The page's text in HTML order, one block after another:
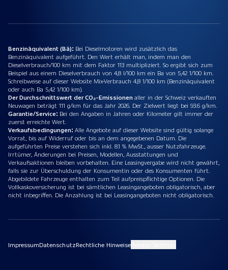
Benzinäquivalent (Bä): Bei Dieselmotoren wird zusätzlich das
Benzinäquivalent aufgeführt. Den Wert erhält man, indem man den
Dieselverbrauch/100 km mit dem Faktor 113 multipliziert. So ergibt sich zum
Beispiel aus einem Dieselverbrauch von 4,8 l/100 km ein Ba von 5,42 1/100 km.
Schreibweise auf dieser Website Mix-Verbrauch 4,8 1/100 km (Benzinäquivalent
oder auch Ba 5,42 1/100 km).
Der Durchschnittswert der CO₂-Emissionenaller in der Schweiz verkauften
Neuwagen beträgt 111 g/km für das Jahr 2026. Der Zielwert liegt bei 93.6 g/km.
Garantie/Service: Bei den Angaben in Jahren oder Kilometer gilt immer der
zuerst erreichte Wert.
Verkaufsbedingungen: Alle Angebote auf dieser Website sind gültig solange
Vorrat, bis auf Widerruf oder bis an dem angegebenen Datum. Die
aufgeführten Preise verstehen sich inkl. 8.1 % MwSt., ausser Nutzfahrzeuge.
Irrtümer, Änderungen bei Preisen, Modellen, Ausstattungen und
Verkaufsaktionen bleiben vorbehalten. Eine Leasingvergabe wird nicht gewährt,
falls sie zur Überschuldung der Konsumentin oder des Konsumenten führt.
Abgebildete Fahrzeuge enthalten zum Teil aufpreispflichtige Optionen. Die
Vollkaskoversicherung ist bei sämtlichen Leasingangeboten obligatorisch, aber
nicht inbegriffen. Die Anzahlung ist bei Leasingangeboten nicht obligatorisch.
ImpressumDatenschutzRechtliche Hinweise